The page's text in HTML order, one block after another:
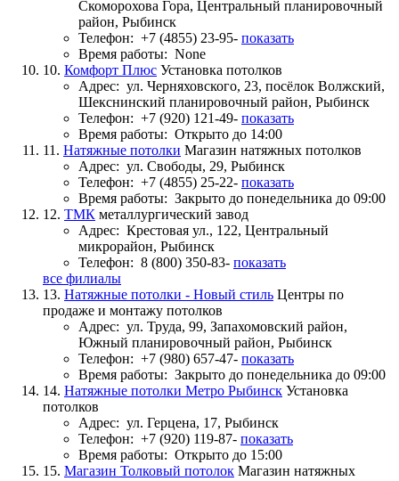
Скоморохова Гора, Центральный планировочный
район, Рыбинск
Телефон: +7 (4855) 23-95- показать
Время работы: None
10. Комфорт Плюс Установка потолков
Адрес: ул. Черняховского, 23, посёлок Волжский,
Шекснинский планировочный район, Рыбинск
Телефон: +7 (920) 121-49- показать
Время работы: Открыто до 14:00
11. Натяжные потолки Магазин натяжных потолков
Адрес: ул. Свободы, 29, Рыбинск
Телефон: +7 (4855) 25-22- показать
Время работы: Закрыто до понедельника до 09:00
12. ТМК металлургический завод
Адрес: Крестовая ул., 122, Центральный
микрорайон, Рыбинск
Телефон: 8 (800) 350-83- показать
все филиалы
13. Натяжные потолки - Новый стиль Центры по
продаже и монтажу потолков
Адрес: ул. Труда, 99, Запахомовский район,
Южный планировочный район, Рыбинск
Телефон: +7 (980) 657-47- показать
Время работы: Закрыто до понедельника до 09:00
14. Натяжные потолки Метро Рыбинск Установка
потолков
Адрес: ул. Герцена, 17, Рыбинск
Телефон: +7 (920) 119-87- показать
Время работы: Открыто до 15:00
15. Магазин Толковый потолок Магазин натяжных